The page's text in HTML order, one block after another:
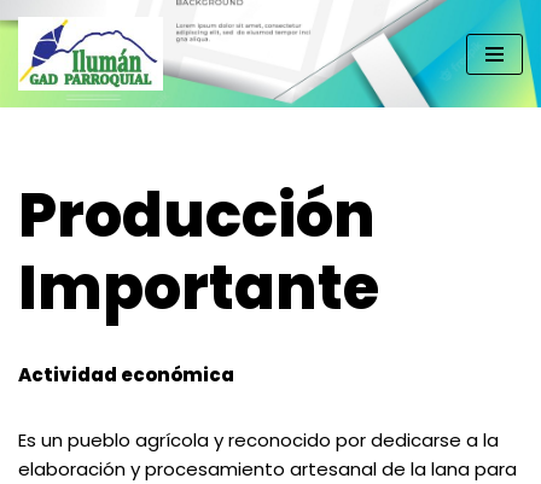
Saltar
al
Producción
Importante
Actividad económica
Es un pueblo agrícola y reconocido por dedicarse a la
elaboración y procesamiento artesanal de la lana para